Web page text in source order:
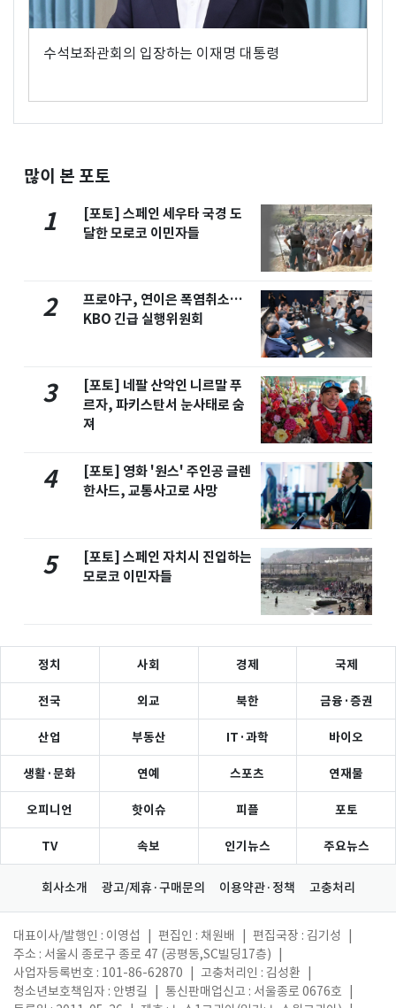
수석보좌관회의 입장하는 이재명 대통령
많이 본 포토
1
[포토] 스페인 세우타 국경 도
달한 모로코 이민자들
2
프로야구, 연이은 폭염취소…
KBO 긴급 실행위원회
3
[포토] 네팔 산악인 니르말 푸
르자, 파키스탄서 눈사태로 숨
져
4
[포토] 영화 '원스' 주인공 글렌
한사드, 교통사고로 사망
5
[포토] 스페인 자치시 진입하는
모로코 이민자들
정치 사회 경제 국제
전국 외교 북한 금융·증권
산업 부동산 IT·과학 바이오
생활·문화 연예 스포츠 연재물
오피니언 핫이슈 피플 포토
TV 속보 인기뉴스 주요뉴스
회사소개 광고/제휴·구매문의 이용약관·정책 고충처리
대표이사/발행인 : 이영섭 편집인 : 채원배 편집국장 : 김기성
주소 : 서울시 종로구 종로 47 (공평동,SC빌딩17층)
사업자등록번호 : 101-86-62870
고충처리인 : 김성환
청소년보호책임자 : 안병길
통신판매업신고 : 서울종로 0676호